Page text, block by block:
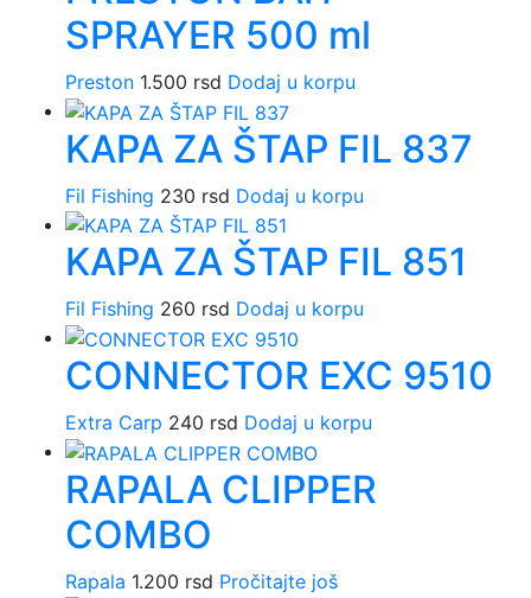
SPRAYER 500 ml
Preston 1.500 rsd Dodaj u korpu
KAPA ZA ŠTAP FIL 837
Fil Fishing 230 rsd Dodaj u korpu
KAPA ZA ŠTAP FIL 851
Fil Fishing 260 rsd Dodaj u korpu
CONNECTOR EXC 9510
Extra Carp 240 rsd Dodaj u korpu
RAPALA CLIPPER
COMBO
Rapala 1.200 rsd Pročitajte još